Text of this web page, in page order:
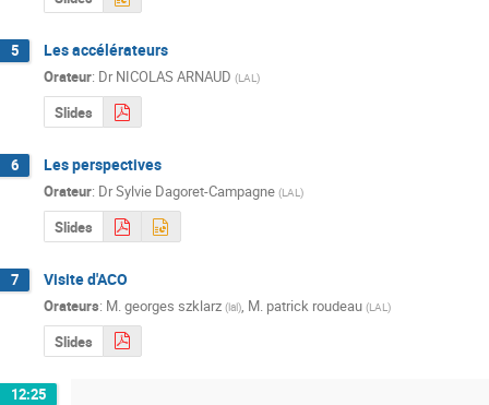
5 Les accélérateurs
Orateur: Dr NICOLAS ARNAUD (LAL)
Slides
6 Les perspectives
Orateur: DrSylvie Dagoret-Campagne (LAL)
Slides
7 Visite d'ACO
Orateurs: M.georges szklarz (lal), M. patrick roudeau (LAL)
Slides
12:25